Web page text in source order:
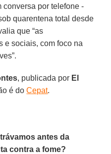
conversa por telefone -
quarentena total desde
que “as
e sociais, com foco na
, publicada por El
é doCepat.
antes da
contra a fome?